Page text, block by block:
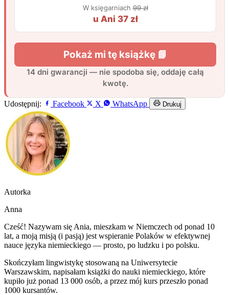
Udostępnij: Facebook X WhatsApp Drukuj
Autorka
Anna
Cześć! Nazywam się Ania, mieszkam w Niemczech od ponad 10
lat, a moją misją (i pasją) jest wspieranie Polaków w efektywnej
nauce języka niemieckiego — prosto, po ludzku i po polsku.
Skończyłam lingwistykę stosowaną na Uniwersytecie
Warszawskim, napisałam książki do nauki niemieckiego, które
kupiło już ponad 13 000 osób, a przez mój kurs przeszło ponad
1000 kursantów.